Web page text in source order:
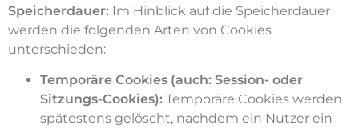
Speicherdauer: Im Hinblick auf die Speicherdauer
werden die folgenden Arten von Cookies
unterschieden:
Temporäre Cookies (auch: Session- oder
Sitzungs-Cookies): Temporäre Cookies werden
spätestens gelöscht, nachdem ein Nutzer ein